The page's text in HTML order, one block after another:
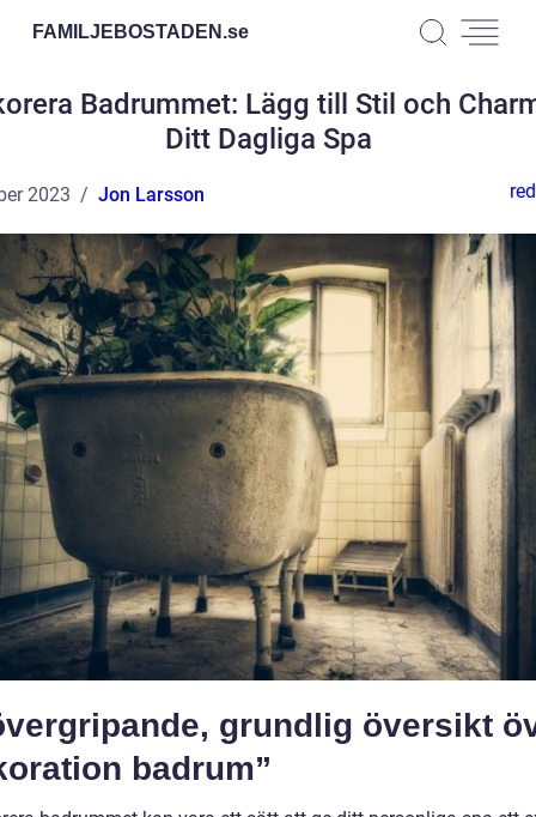
FAMILJEBOSTADEN.se
Badrummet: Lägg till Stil och
Ditt Dagliga Spa
2023 Jon Larsson
grundlig översikt
badrum”